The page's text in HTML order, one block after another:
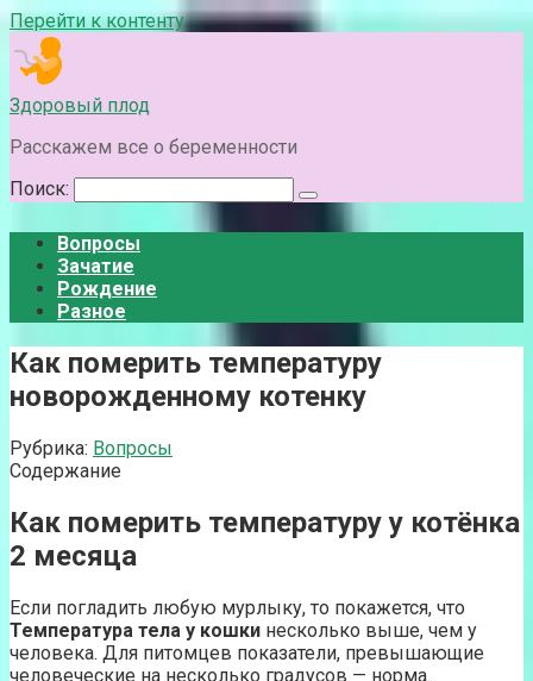
Перейти к контенту
Здоровый плод
Расскажем все о беременности
Поиск:
Вопросы
Зачатие
Рождение
Разное
Как померить температуру
новорожденному котенку
Рубрика: Вопросы
Содержание
Как померить температуру у котёнка
2 месяца
Если погладить любую мурлыку, то покажется, что
Температура тела у кошки несколько выше, чем у
человека. Для питомцев показатели, превышающие
человеческие на несколько градусов — норма.